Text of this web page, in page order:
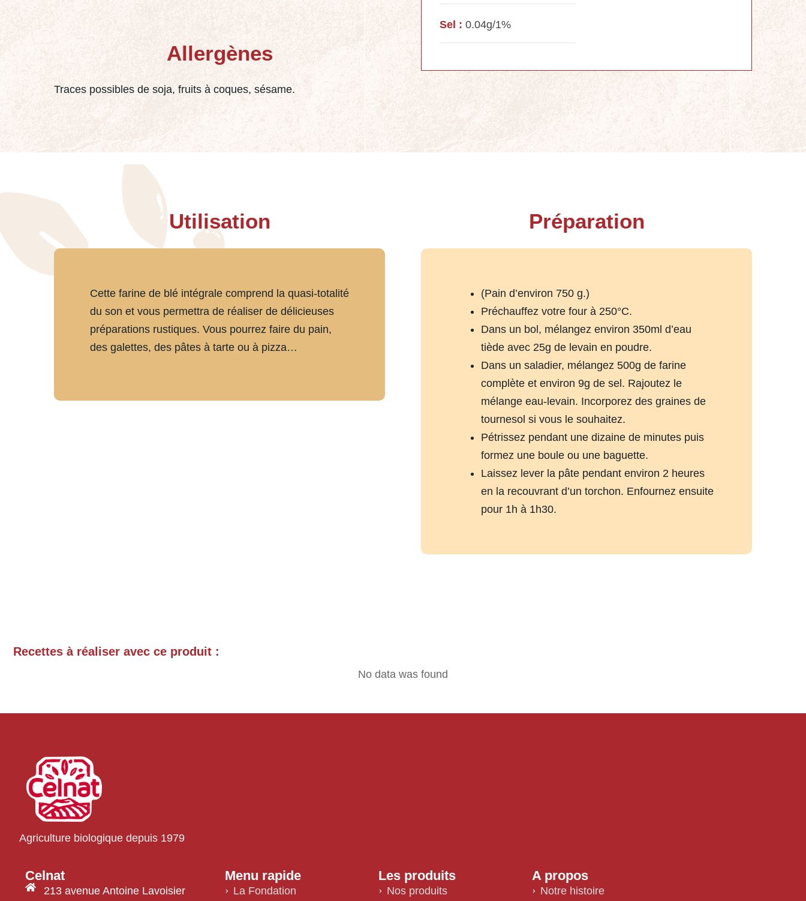
Allergènes
Traces possibles de soja, fruits à coques, sésame.
Sel : 0.04g/1%
Utilisation
Cette farine de blé intégrale comprend la quasi-totalité
du son et vous permettra de réaliser de délicieuses
préparations rustiques. Vous pourrez faire du pain,
des galettes, des pâtes à tarte ou à pizza…
Préparation
(Pain d’environ 750 g.)
Préchauffez votre four à 250°C.
Dans un bol, mélangez environ 350ml d’eau
tiède avec 25g de levain en poudre.
Dans un saladier, mélangez 500g de farine
complète et environ 9g de sel. Rajoutez le
mélange eau-levain. Incorporez des graines de
tournesol si vous le souhaitez.
Pétrissez pendant une dizaine de minutes puis
formez une boule ou une baguette.
Laissez lever la pâte pendant environ 2 heures
en la recouvrant d’un torchon. Enfournez ensuite
pour 1h à 1h30.
Recettes à réaliser avec ce produit :
No data was found
Agriculture biologique depuis 1979
Celnat
213 avenue Antoine Lavoisier
Menu rapide
La Fondation
Les produits
Nos produits
A propos
Notre histoire